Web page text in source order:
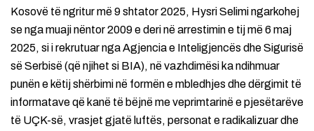
Kosovë të ngritur më 9 shtator 2025, Hysri Selimi ngarkohej
se nga muaji nëntor 2009 e deri në arrestimin e tij më 6 maj
2025, si i rekrutuar nga Agjencia e Inteligjencës dhe Sigurisë
së Serbisë (që njihet si BIA), në vazhdimësi ka ndihmuar
punën e këtij shërbimi në formën e mbledhjes dhe dërgimit të
informatave që kanë të bëjnë me veprimtarinë e pjesëtarëve
të UÇK-së, vrasjet gjatë luftës, personat e radikalizuar dhe